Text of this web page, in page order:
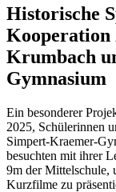
Historische
Kooperation
Krumbach
Gymnasium
Ein besonderer
2025, Schülerinnen
Simpert-Kraemer-
besuchten mit ihrer
9m der Mittelschule,
Kurzfilme zu